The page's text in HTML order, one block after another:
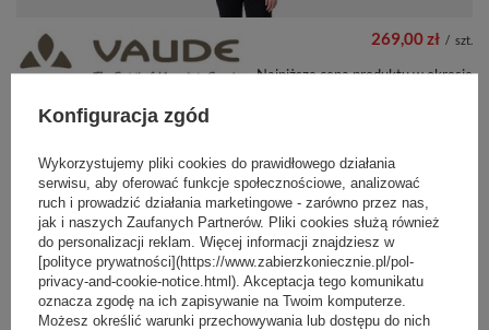
Vaude Tremalzo - niebieska
269,00 zł / szt.
Najniższa cena produktu w okresie
PROMOCJA PRZECENA + Dodaj do porównania
Konfiguracja zgód
Wykorzystujemy pliki cookies do prawidłowego działania
serwisu, aby oferować funkcje społecznościowe, analizować
ruch i prowadzić działania marketingowe - zarówno przez nas,
jak i naszych Zaufanych Partnerów. Pliki cookies służą również
do personalizacji reklam. Więcej informacji znajdziesz w
[polityce prywatności](https://www.zabierzkoniecznie.pl/pol-
privacy-and-cookie-notice.html). Akceptacja tego komunikatu
oznacza zgodę na ich zapisywanie na Twoim komputerze.
Możesz określić warunki przechowywania lub dostępu do nich